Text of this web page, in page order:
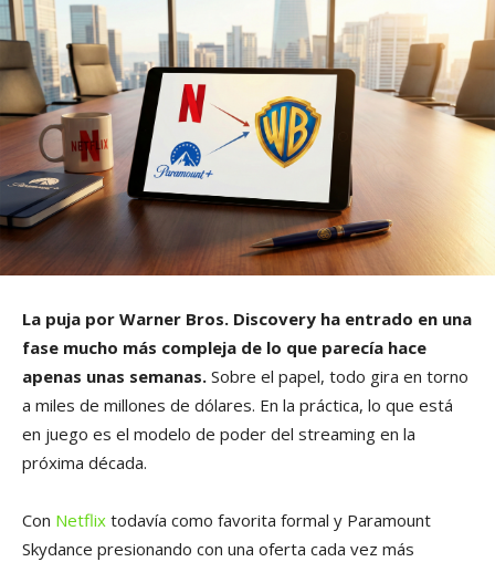
La puja por Warner Bros. Discovery ha entrado en una
fase mucho más compleja de lo que parecía hace
apenas unas semanas. Sobre el papel, todo gira en torno
a miles de millones de dólares. En la práctica, lo que está
en juego es el modelo de poder del streaming en la
próxima década.
Con Netflix todavía como favorita formal y Paramount
Skydance presionando con una oferta cada vez más